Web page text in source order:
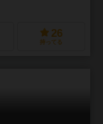
26
持ってる